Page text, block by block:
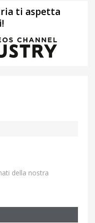
ti aspetta
della nostra